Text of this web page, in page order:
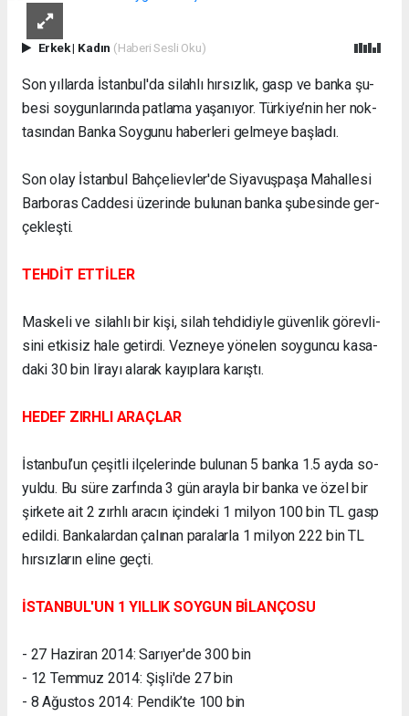
Erkek| Kadın (Haberi Sesli Oku)
Son yıl­lar­da İs­tan­bul'da si­lah­lı hır­sız­lık, gasp ve ban­ka şu­
be­si soy­gun­la­rın­da pat­la­ma ya­şa­nı­yor. Tür­ki­ye­’nin her nok­
ta­sın­dan Ban­ka­ Soy­gu­nu ha­ber­le­ri gel­me­ye baş­la­dı.
Son olay İs­tan­bul Bah­çe­li­ev­ler'de Si­ya­vuş­pa­şa Ma­hal­le­si
Bar­bo­ras Cad­de­si üze­rin­de bu­lu­nan ban­ka şu­be­si­nde ger­
çek­leş­ti.
TEHDİT ETTİLER
Mas­ke­li ve si­lah­lı bir ki­şi, si­lah teh­di­diy­le gü­ven­lik gö­rev­li­
si­ni et­ki­siz ha­le ge­tir­di. Vez­ne­ye yö­ne­len soy­gun­cu ka­sa­
da­ki 30 bin li­ra­yı ala­rak ka­yıp­la­ra ka­rış­tı.
HEDEF ZIR­HLI ARAÇ­LAR
İs­tan­bu­l’­un çe­şit­li il­çe­le­rin­de bu­lu­nan 5 ban­ka 1.5 ay­da so­
yul­du. Bu sü­re zar­fın­da 3 gün aray­la bir ban­ka ve özel bir
şir­ke­te ait 2 zırh­lı ara­cın için­de­ki 1 mil­yon 100 bin TL gasp
edil­di. Ban­ka­lar­dan ça­lı­nan pa­ra­lar­la 1 mil­yon 222 bin TL
hır­sız­la­rın eli­ne geç­ti.
İSTANBUL'UN 1 YILLIK SOYGUN BİLANÇOSU
- 27 Haziran 2014: Sarıyer'de 300 bin
- 12 Temmuz 2014: Şişli'de 27 bin
- 8 Ağustos 2014: Pendik’te 100 bin